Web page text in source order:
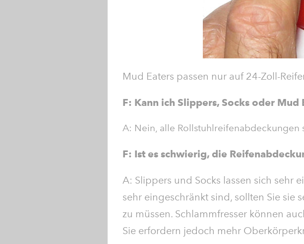
Mud Eaters passen nur auf 24-Zoll-
F: Kann ich Slippers, Socks oder
A: Nein, alle
F: Ist es schwierig, die
A: Slippers und Socks lassen sich sehr
sehr eingeschränkt sind, sollten Sie sie
zu müssen. Schlammfresser können
Sie erfordern jedoch mehr